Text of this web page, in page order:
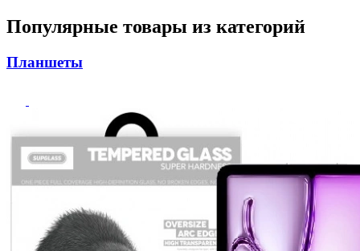
Популярные товары из категорий
Планшеты